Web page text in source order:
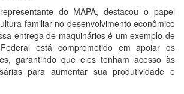
do MAPA, destacou o papel
familiar no desenvolvimento econômico
entrega de maquinários é um exemplo de
está comprometido em apoiar os
garantindo que eles tenham acesso às
para aumentar sua produtividade e